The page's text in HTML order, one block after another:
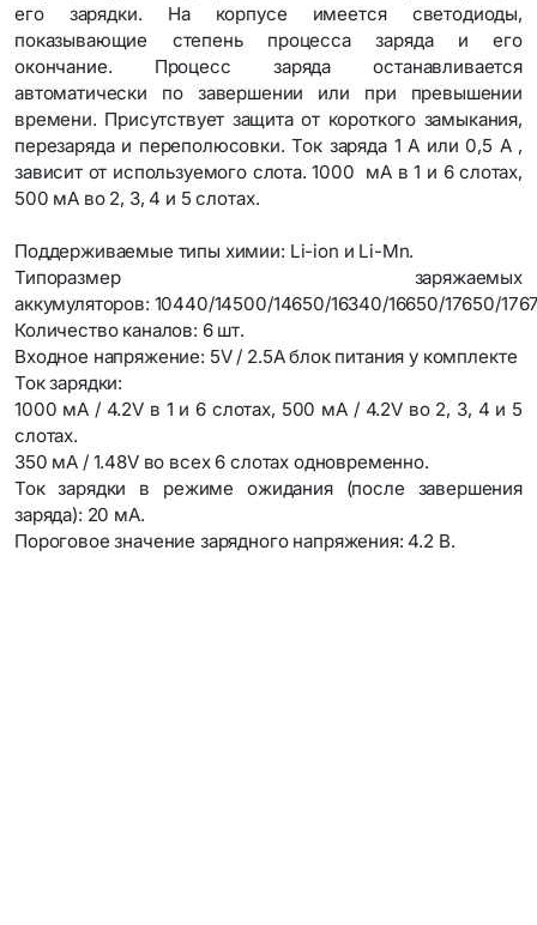
его зарядки. На корпусе имеется светодиоды,
показывающие степень процесса заряда и его
окончание. Процесс заряда останавливается
автоматически по завершении или при превышении
времени. Присутствует защита от короткого замыкания,
перезаряда и переполюсовки. Ток заряда 1 А или 0,5 А ,
зависит от используемого слота. 1000 мА в 1 и 6 слотах,
500 мА во 2, 3, 4 и 5 слотах.
Поддерживаемые типы химии: Li-ion и Li-Mn.
Типоразмер заряжаемых
аккумуляторов: 10440/14500/14650/16340/16650/17650/
Количество каналов: 6 шт.
Входное напряжение: 5V / 2.5A блок питания у комплекте
Ток зарядки:
1000 мА / 4.2V в 1 и 6 слотах, 500 мА / 4.2V во 2, 3, 4 и 5
слотах.
350 мA / 1.48V во всех 6 слотах одновременно.
Ток зарядки в режиме ожидания (после завершения
заряда): 20 мА.
Пороговое значение зарядного напряжения: 4.2 В.